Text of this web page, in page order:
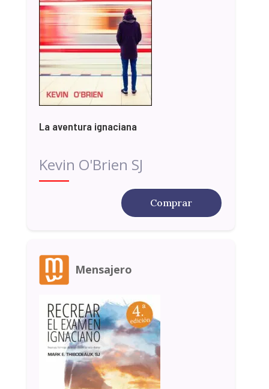
La aventura ignaciana
Kevin O'Brien SJ
Comprar
Mensajero